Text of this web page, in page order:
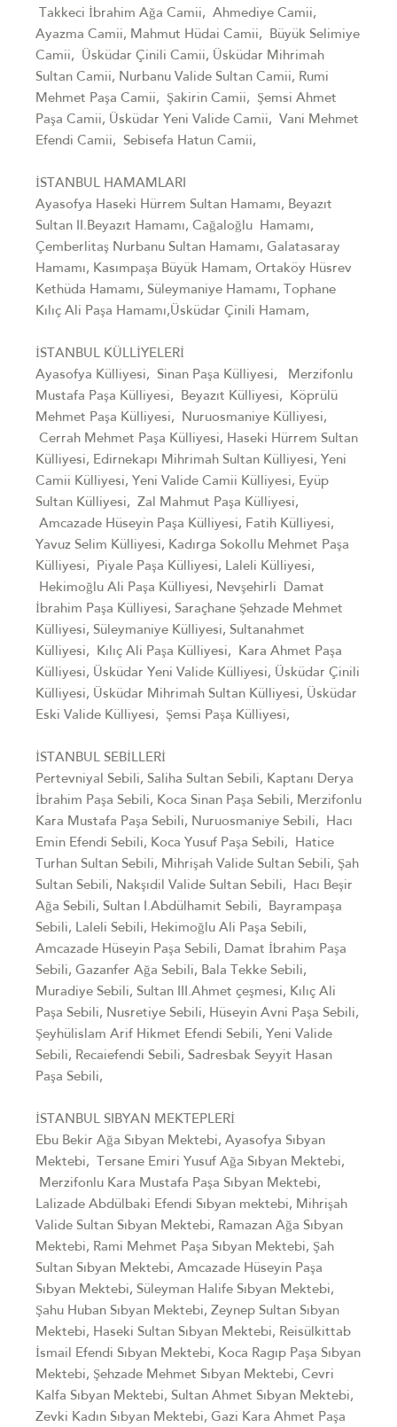
Takkeci İbrahim Ağa Camii, Ahmediye Camii,
Ayazma Camii, Mahmut Hüdai Camii, Büyük Selimiye
Camii, Üsküdar Çinili Camii, Üsküdar Mihrimah
Sultan Camii, Nurbanu Valide Sultan Camii, Rumi
Mehmet Paşa Camii, Şakirin Camii, Şemsi Ahmet
Paşa Camii, Üsküdar Yeni Valide Camii, Vani Mehmet
Efendi Camii, Sebisefa Hatun Camii,
İSTANBUL HAMAMLARI
Ayasofya Haseki Hürrem Sultan Hamamı, Beyazıt
Sultan II.Beyazıt Hamamı, Cağaloğlu Hamamı,
Çemberlitaş Nurbanu Sultan Hamamı, Galatasaray
Hamamı, Kasımpaşa Büyük Hamam, Ortaköy Hüsrev
Kethüda Hamamı, Süleymaniye Hamamı, Tophane
Kılıç Ali Paşa Hamamı,Üsküdar Çinili Hamam,
İSTANBUL KÜLLİYELERİ
Ayasofya Külliyesi, Sinan Paşa Külliyesi, Merzifonlu
Mustafa Paşa Külliyesi, Beyazıt Külliyesi, Köprülü
Mehmet Paşa Külliyesi, Nuruosmaniye Külliyesi,
Cerrah Mehmet Paşa Külliyesi, Haseki Hürrem Sultan
Külliyesi, Edirnekapı Mihrimah Sultan Külliyesi, Yeni
Camii Külliyesi, Yeni Valide Camii Külliyesi, Eyüp
Sultan Külliyesi, Zal Mahmut Paşa Külliyesi,
Amcazade Hüseyin Paşa Külliyesi, Fatih Külliyesi,
Yavuz Selim Külliyesi, Kadırga Sokollu Mehmet Paşa
Külliyesi, Piyale Paşa Külliyesi, Laleli Külliyesi,
Hekimoğlu Ali Paşa Külliyesi, Nevşehirli Damat
İbrahim Paşa Külliyesi, Saraçhane Şehzade Mehmet
Külliyesi, Süleymaniye Külliyesi, Sultanahmet
Külliyesi, Kılıç Ali Paşa Külliyesi, Kara Ahmet Paşa
Külliyesi, Üsküdar Yeni Valide Külliyesi, Üsküdar Çinili
Külliyesi, Üsküdar Mihrimah Sultan Külliyesi, Üsküdar
Eski Valide Külliyesi, Şemsi Paşa Külliyesi,
İSTANBUL SEBİLLERİ
Pertevniyal Sebili, Saliha Sultan Sebili, Kaptanı Derya
İbrahim Paşa Sebili, Koca Sinan Paşa Sebili, Merzifonlu
Kara Mustafa Paşa Sebili, Nuruosmaniye Sebili, Hacı
Emin Efendi Sebili, Koca Yusuf Paşa Sebili, Hatice
Turhan Sultan Sebili, Mihrişah Valide Sultan Sebili, Şah
Sultan Sebili, Nakşıdil Valide Sultan Sebili, Hacı Beşir
Ağa Sebili, Sultan I.Abdülhamit Sebili, Bayrampaşa
Sebili, Laleli Sebili, Hekimoğlu Ali Paşa Sebili,
Amcazade Hüseyin Paşa Sebili, Damat İbrahim Paşa
Sebili, Gazanfer Ağa Sebili, Bala Tekke Sebili,
Muradiye Sebili, Sultan III.Ahmet çeşmesi, Kılıç Ali
Paşa Sebili, Nusretiye Sebili, Hüseyin Avni Paşa Sebili,
Şeyhülislam Arif Hikmet Efendi Sebili, Yeni Valide
Sebili, Recaiefendi Sebili, Sadresbak Seyyit Hasan
Paşa Sebili,
İSTANBUL SIBYAN MEKTEPLERİ
Ebu Bekir Ağa Sıbyan Mektebi, Ayasofya Sıbyan
Mektebi, Tersane Emiri Yusuf Ağa Sıbyan Mektebi,
Merzifonlu Kara Mustafa Paşa Sıbyan Mektebi,
Lalizade Abdülbaki Efendi Sıbyan mektebi, Mihrişah
Valide Sultan Sıbyan Mektebi, Ramazan Ağa Sıbyan
Mektebi, Rami Mehmet Paşa Sıbyan Mektebi, Şah
Sultan Sıbyan Mektebi, Amcazade Hüseyin Paşa
Sıbyan Mektebi, Süleyman Halife Sıbyan Mektebi,
Şahu Huban Sıbyan Mektebi, Zeynep Sultan Sıbyan
Mektebi, Haseki Sultan Sıbyan Mektebi, Reisülkittab
İsmail Efendi Sıbyan Mektebi, Koca Ragıp Paşa Sıbyan
Mektebi, Şehzade Mehmet Sıbyan Mektebi, Cevri
Kalfa Sıbyan Mektebi, Sultan Ahmet Sıbyan Mektebi,
Zevki Kadın Sıbyan Mektebi, Gazi Kara Ahmet Paşa